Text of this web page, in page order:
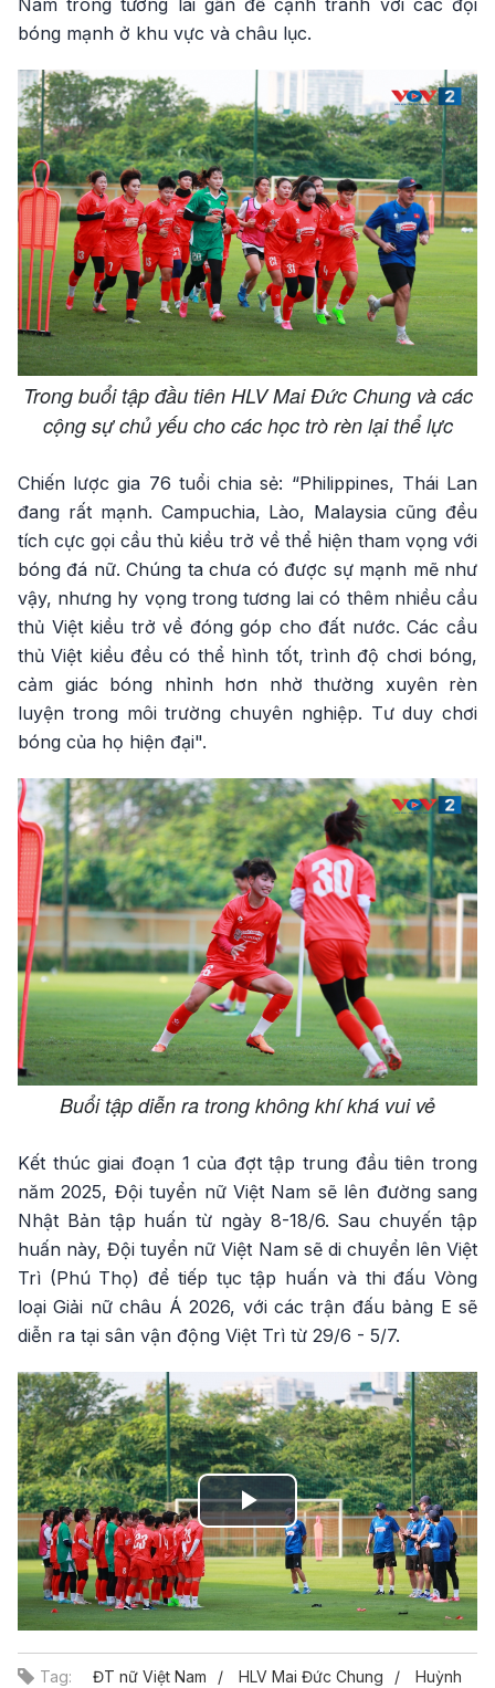
bóng mạnh ở khu vực và châu lục.
Trong buổi tập đầu tiên HLV Mai Đức Chung và các
cộng sự chủ yếu cho các học trò rèn lại thể lực
Chiến lược gia 76 tuổi chia sẻ: “Philippines, Thái Lan
đang rất mạnh. Campuchia, Lào, Malaysia cũng đều
tích cực gọi cầu thủ kiều trở về thể hiện tham vọng với
bóng đá nữ. Chúng ta chưa có được sự mạnh mẽ như
vậy, nhưng hy vọng trong tương lai có thêm nhiều cầu
thủ Việt kiều trở về đóng góp cho đất nước. Các cầu
thủ Việt kiều đều có thể hình tốt, trình độ chơi bóng,
cảm giác bóng nhỉnh hơn nhờ thường xuyên rèn
luyện trong môi trường chuyên nghiệp. Tư duy chơi
bóng của họ hiện đại".
Buổi tập diễn ra trong không khí khá vui vẻ
Kết thúc giai đoạn 1 của đợt tập trung đầu tiên trong
năm 2025, Đội tuyển nữ Việt Nam sẽ lên đường sang
Nhật Bản tập huấn từ ngày 8-18/6. Sau chuyến tập
huấn này, Đội tuyển nữ Việt Nam sẽ di chuyển lên Việt
Trì (Phú Thọ) để tiếp tục tập huấn và thi đấu Vòng
loại Giải nữ châu Á 2026, với các trận đấu bảng E sẽ
diễn ra tại sân vận động Việt Trì từ 29/6 - 5/7.
Play
Video
Tag: ĐT nữ Việt Nam HLV Mai Đức Chung
Huỳnh